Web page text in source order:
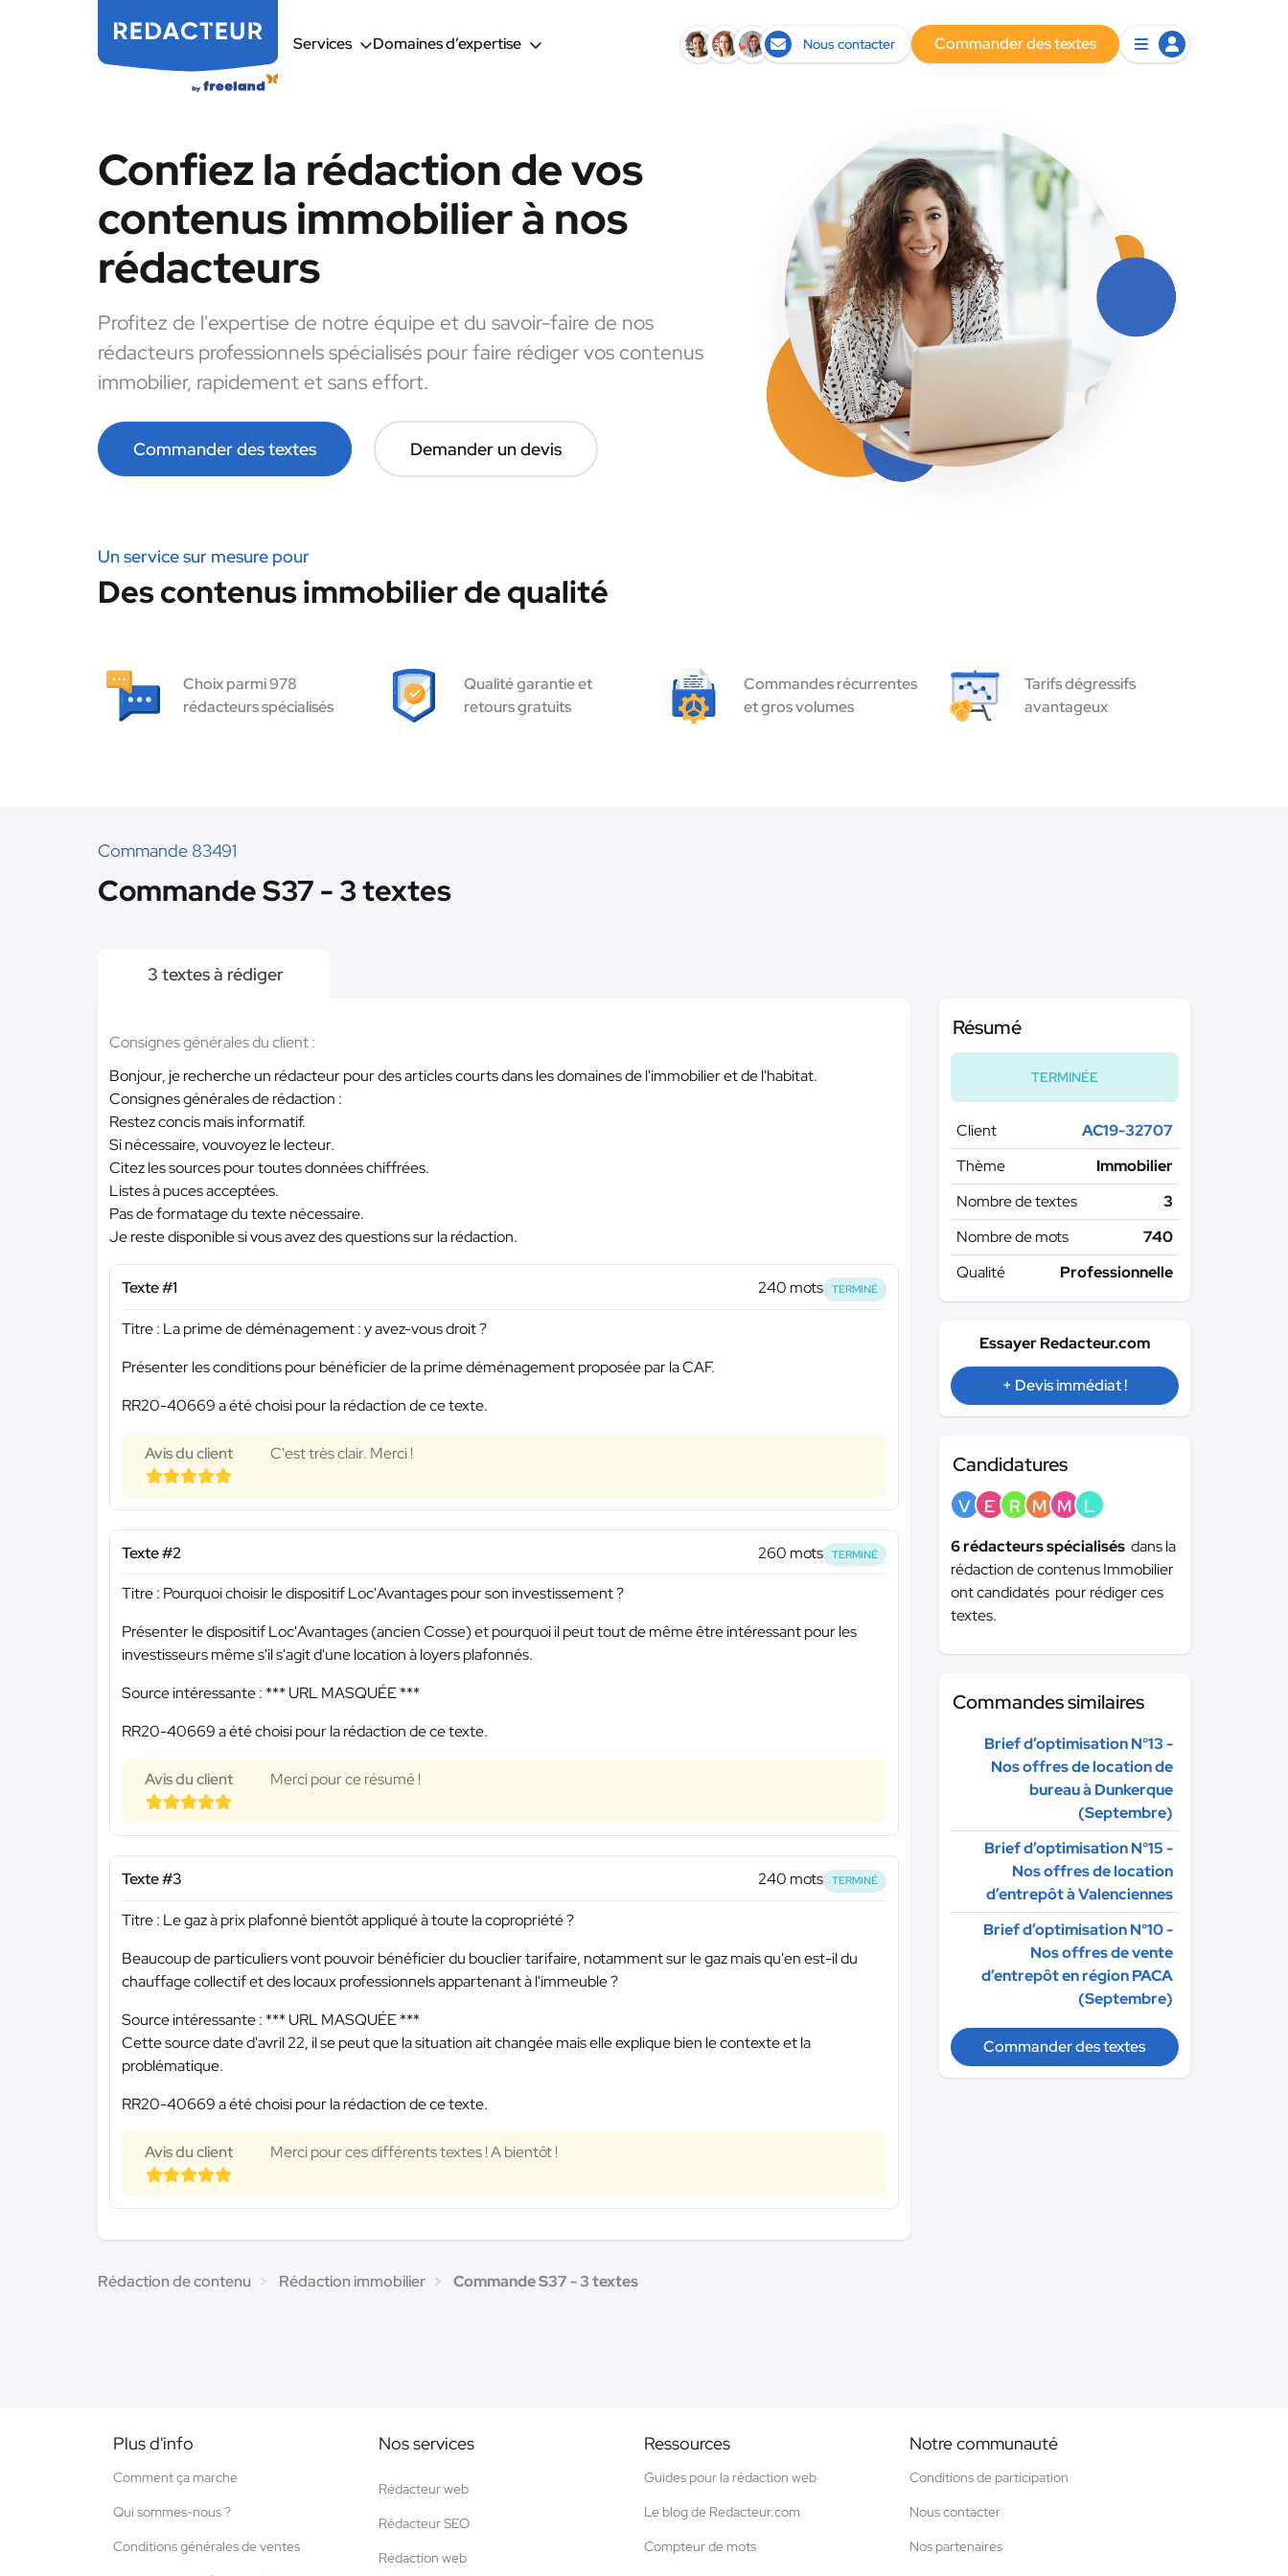
Services Domaines d’expertise Nous contacter Commander des textes
Confiez la rédaction de vos
contenus immobilier à nos
rédacteurs
Profitez de l'expertise de notre équipe et du savoir-faire de nos
rédacteurs professionnels spécialisés pour faire rédiger vos contenus
immobilier, rapidement et sans effort.
Commander des textes Demander un devis
Un service sur mesure pour
Des contenus immobilier de qualité
Choix parmi 978
rédacteurs spécialisés
Qualité garantie et
retours gratuits
Commandes récurrentes
et gros volumes
Tarifs dégressifs
avantageux
Commande 83491
Commande S37 - 3 textes
3 textes à rédiger
Consignes générales du client :
Bonjour, je recherche un rédacteur pour des articles courts dans les domaines de l'immobilier et de l'habitat.
Consignes générales de rédaction :
Restez concis mais informatif.
Si nécessaire, vouvoyez le lecteur.
Citez les sources pour toutes données chiffrées.
Listes à puces acceptées.
Pas de formatage du texte nécessaire.
Je reste disponible si vous avez des questions sur la rédaction.
Texte #1 240 mots TERMINÉ
Titre : La prime de déménagement : y avez-vous droit ?
Présenter les conditions pour bénéficier de la prime déménagement proposée par la CAF.
RR20-40669 a été choisi pour la rédaction de ce texte.
Avis du client C'est très clair. Merci !
Texte #2 260 mots TERMINÉ
Titre : Pourquoi choisir le dispositif Loc'Avantages pour son investissement ?
Présenter le dispositif Loc'Avantages (ancien Cosse) et pourquoi il peut tout de même être intéressant pour les
investisseurs même s'il s'agit d'une location à loyers plafonnés.
Source intéressante : *** URL MASQUÉE ***
RR20-40669 a été choisi pour la rédaction de ce texte.
Avis du client Merci pour ce résumé !
Texte #3 240 mots TERMINÉ
Titre : Le gaz à prix plafonné bientôt appliqué à toute la copropriété ?
Beaucoup de particuliers vont pouvoir bénéficier du bouclier tarifaire, notamment sur le gaz mais qu'en est-il du
chauffage collectif et des locaux professionnels appartenant à l'immeuble ?
Source intéressante : *** URL MASQUÉE ***
Cette source date d'avril 22, il se peut que la situation ait changée mais elle explique bien le contexte et la
problématique.
RR20-40669 a été choisi pour la rédaction de ce texte.
Avis du client Merci pour ces différents textes ! A bientôt !
Résumé
TERMINÉE
Client
AC19-32707
Thème
Immobilier
Nombre de textes
3
Nombre de mots
740
Qualité
Professionnelle
Essayer Redacteur.com
+ Devis immédiat !
Candidatures
V E R M M L
6 rédacteurs spécialisés dans la
rédaction de contenus Immobilier
ont candidatés pour rédiger ces
textes.
Commandes similaires
Brief d’optimisation N°13 -
Nos offres de location de
bureau à Dunkerque
(Septembre)
Brief d’optimisation N°15 -
Nos offres de location
d’entrepôt à Valenciennes
Brief d’optimisation N°10 -
Nos offres de vente
d’entrepôt en région PACA
(Septembre)
Commander des textes
Rédaction de contenu Rédaction immobilier Commande S37 - 3 textes
Plus d'info
Comment ça marche
Qui sommes-nous ?
Conditions générales de ventes
Nos services
Rédacteur web
Rédacteur SEO
Rédaction web
Ressources
Guides pour la rédaction web
Le blog de Redacteur.com
Compteur de mots
Notre communauté
Conditions de participation
Nous contacter
Nos partenaires